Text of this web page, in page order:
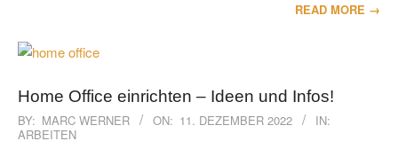
READ MORE →
Home Office einrichten – Ideen und Infos!
2022-
12-
BY: MARC WERNER ON: 11. DEZEMBER 2022
IN:
ARBEITEN